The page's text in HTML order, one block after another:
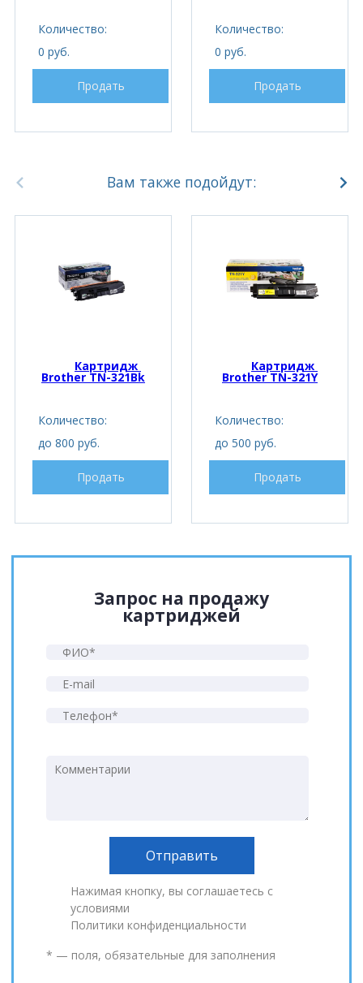
Количество:
0 руб.
Продать
Количество:
0 руб.
Продать
Вам также подойдут:
Картридж
Brother TN-321Bk
Количество:
до 800 руб.
Продать
Картридж
Brother TN-321Y
Количество:
до 500 руб.
Продать
Запрос на продажу
картриджей
Нажимая кнопку, вы соглашаетесь с
условиями
Политики конфиденциальности
* — поля, обязательные для заполнения